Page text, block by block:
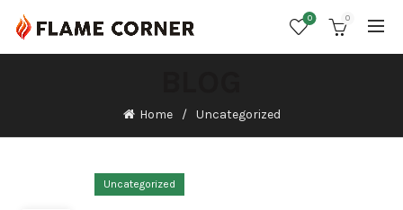
0 0
Home Uncategorized
Uncategorized